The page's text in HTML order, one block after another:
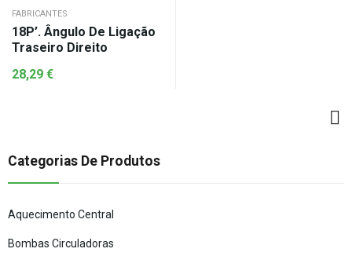
FABRICANTES
18P’. Ângulo De Ligação
Traseiro Direito
28,29 €
Categorias De Produtos
Aquecimento Central
Bombas Circuladoras